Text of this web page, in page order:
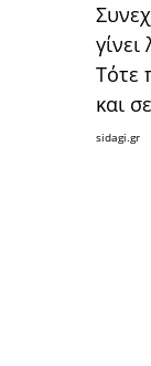
γίνει
Τότε
και
sidagi.gr